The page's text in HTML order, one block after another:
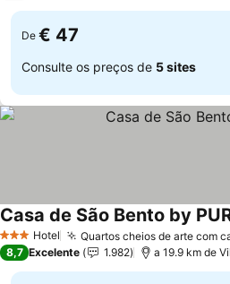
De € 47
Consulte os preços de 5 sites
3 EstrelasHotel Quartos cheios de arte com
Casa de São Bento by
8,7 Excelente 1.982 a 19.9 km de